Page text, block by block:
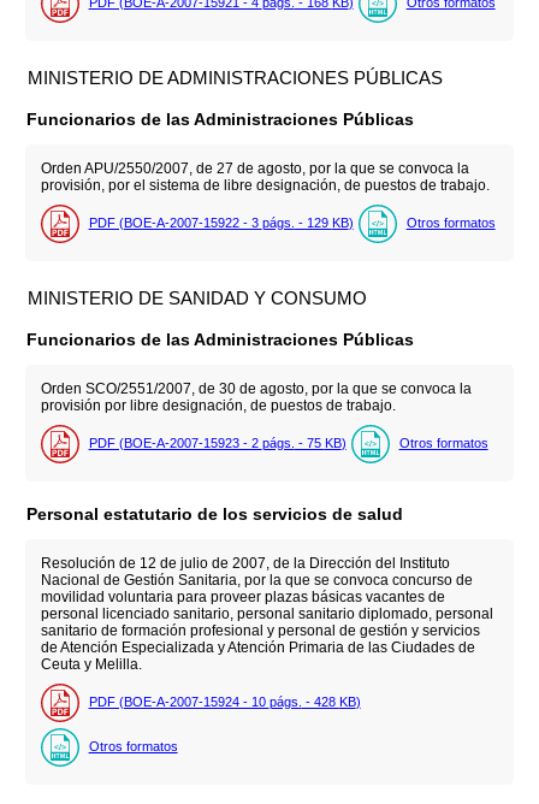
MINISTERIO DE ADMINISTRACIONES PÚBLICAS
Funcionarios de las Administraciones Públicas
Orden APU/2550/2007, de 27 de agosto, por la que se convoca la
provisión, por el sistema de libre designación, de puestos de trabajo.
PDF (BOE-A-2007-15922 - 3 págs. - 129 KB) Otros formatos
MINISTERIO DE SANIDAD Y CONSUMO
Funcionarios de las Administraciones Públicas
Orden SCO/2551/2007, de 30 de agosto, por la que se convoca la
provisión por libre designación, de puestos de trabajo.
PDF (BOE-A-2007-15923 - 2 págs. - 75 KB) Otros formatos
Personal estatutario de los servicios de salud
Resolución de 12 de julio de 2007, de la Dirección del Instituto
Nacional de Gestión Sanitaria, por la que se convoca concurso de
movilidad voluntaria para proveer plazas básicas vacantes de
personal licenciado sanitario, personal sanitario diplomado, personal
sanitario de formación profesional y personal de gestión y servicios
de Atención Especializada y Atención Primaria de las Ciudades de
Ceuta y Melilla.
PDF (BOE-A-2007-15924 - 10 págs. - 428 KB)
Otros formatos